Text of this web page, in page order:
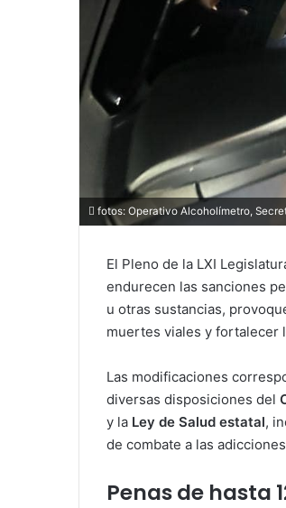
fotos: Operativo Alcoholímetro,
El Pleno de la LXI
endurecen las sanciones
u otras sustancias,
muertes viales y fortalecer
Las modificaciones
diversas disposiciones del
y la Ley de Salud estatal,
de combate a las
Penas de hasta